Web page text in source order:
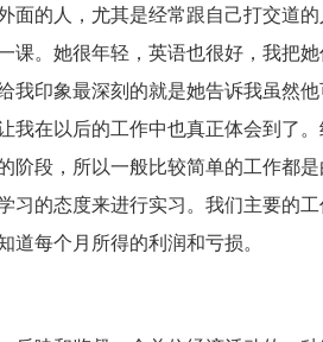
面的人，尤其是经常跟自己打交道
课。她很年轻，英语也很好，我把
我印象最深刻的就是她告诉我虽然
我在以后的工作中也真正体会到了
阶段，所以一般比较简单的工作都
习的态度来进行实习。我们主要的
道每个月所得的利润和亏损。